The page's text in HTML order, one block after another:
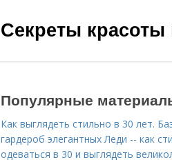
Секреты красоты
Популярные
Как выглядеть стильно в 30 лет.
гардероб элегантных Леди -- как
одеваться в 30 и выглядеть